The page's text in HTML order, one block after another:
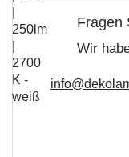
Fragen
Wir